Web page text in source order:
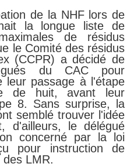
de la NHF lors de
la longue liste de
de résidus
le Comité des résidus
(CCPR) a décidé de
du CAC pour
leur passage à l'étape
de huit, avant leur
8. Sans surprise, la
semblé trouver l'idée
d'ailleurs, le délégué
concerné par la loi
pour instruction de
LMR.